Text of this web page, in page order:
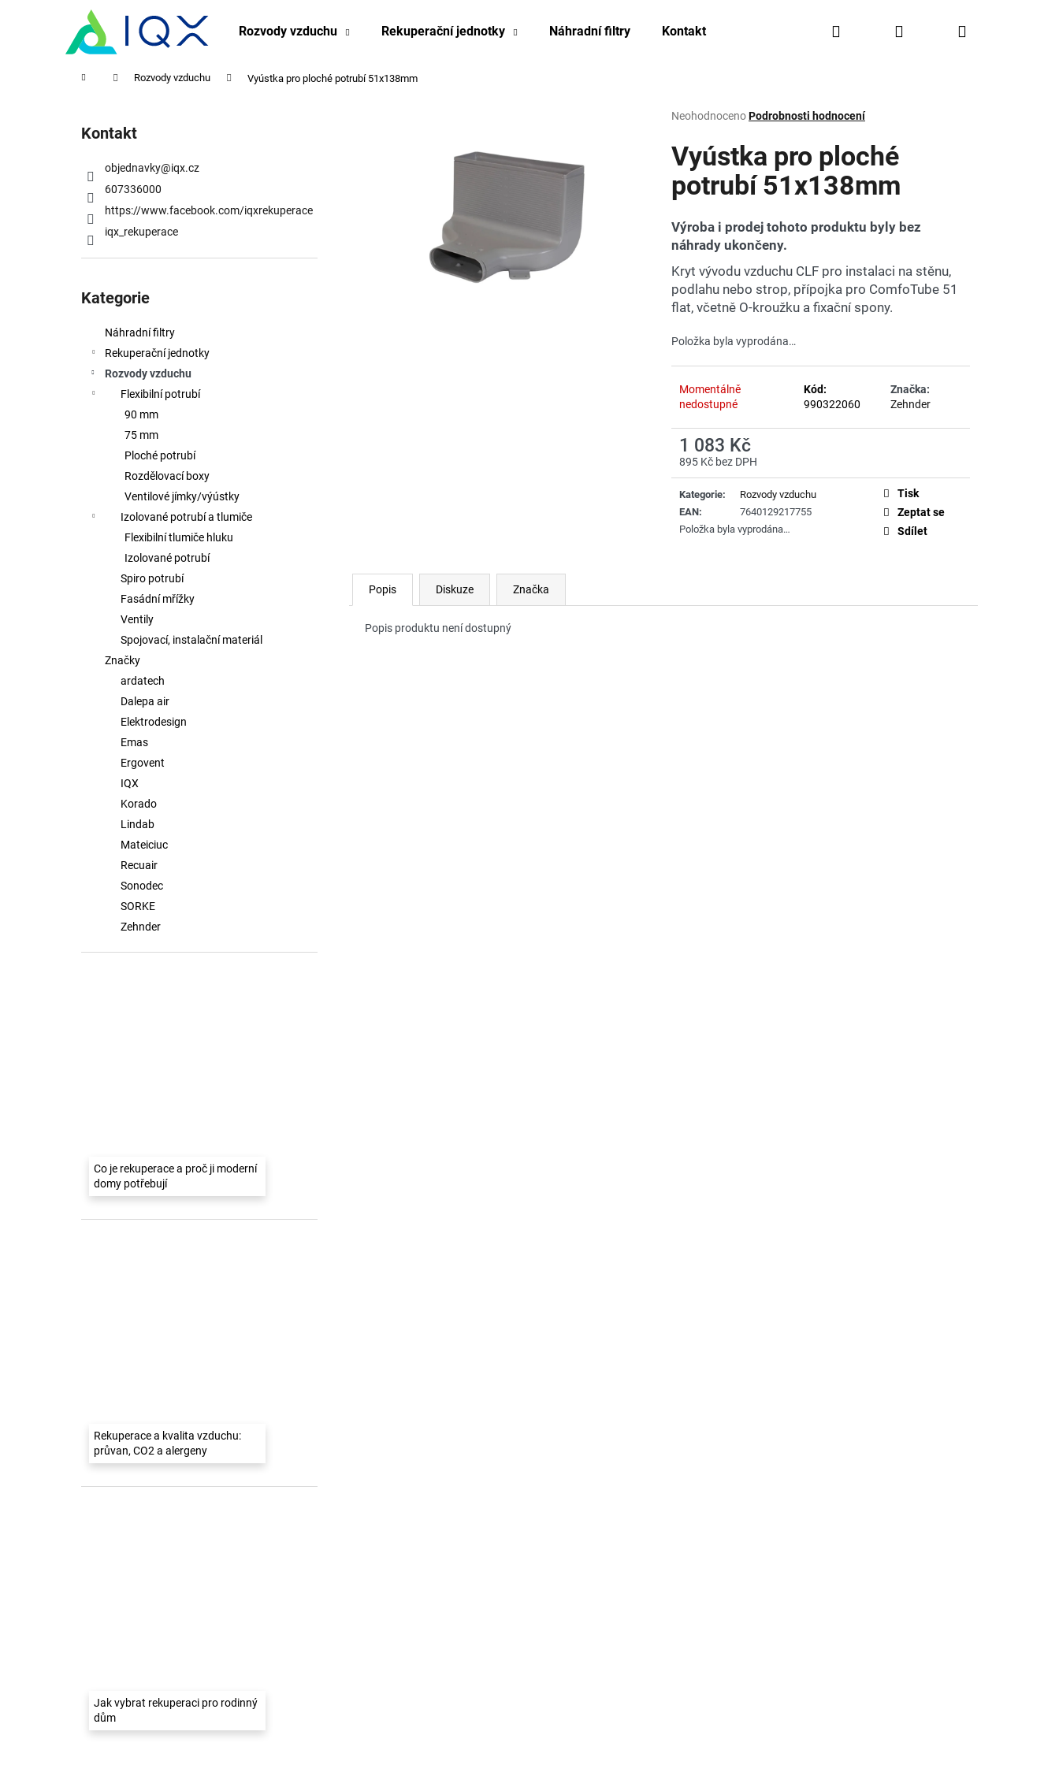
Rozvody vzduchu Rekuperační jednotky Náhradní filtry Kontakt Doprava a platba Značky
Hledat PřihlášeníNákupní
Domů Rozvody vzduchu Vyústka pro ploché potrubí 51x138mm
Kontakt
objednavky@iqx.cz
607336000
https://www.facebook.com/iqxrekuperace
iqx_rekuperace
kategorie
Kategorie
Náhradní filtry
Rekuperační jednotky
Rozvody vzduchu
Flexibilní potrubí
90 mm
75 mm
Ploché potrubí
Rozdělovací boxy
Ventilové jímky/výústky
Izolované potrubí a tlumiče
Flexibilní tlumiče hluku
Izolované potrubí
Spiro potrubí
Fasádní mřížky
Ventily
Spojovací, instalační materiál
Značky
ardatech
Dalepa air
Elektrodesign
Emas
Ergovent
IQX
Korado
Lindab
Mateiciuc
Recuair
Sonodec
SORKE
Zehnder
Co je rekuperace a proč ji moderní
domy potřebují
Rekuperace a kvalita vzduchu:
průvan, CO2 a alergeny
Jak vybrat rekuperaci pro rodinný
dům
Průměrné
produktu
je
hvězdiček.
NeohodnocenoPodrobnosti hodnocení
Vyústka pro ploché
potrubí 51x138mm
Výroba i prodej tohoto produktu byly bez
náhrady ukončeny.
Kryt vývodu vzduchu CLF pro instalaci na stěnu,
podlahu nebo strop, přípojka pro ComfoTube 51
flat, včetně O-kroužku a fixační spony.
Položka byla vyprodána…
Momentálně
nedostupné
Kód:
990322060
Značka:
Zehnder
1 083 Kč
895 Kč bez DPH
Měrná
cena:
Kategorie:
Rozvody vzduchu
EAN:
7640129217755
Položka byla vyprodána…
Tisk
Zeptat se
Sdílet
Popis Diskuze Značka
Popis produktu není dostupný
Zpět
Zpět
Co potřebujete najít?
Doporučujeme